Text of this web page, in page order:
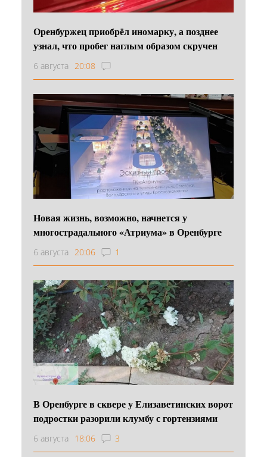
Оренбуржец приобрёл иномарку, а позднее
узнал, что пробег наглым образом скручен
6 августа 20:08
Новая жизнь, возможно, начнется у
многострадального «Атриума» в Оренбурге
6 августа 20:06 1
В Оренбурге в сквере у Елизаветинских ворот
подростки разорили клумбу с гортензиями
6 августа 18:06 3